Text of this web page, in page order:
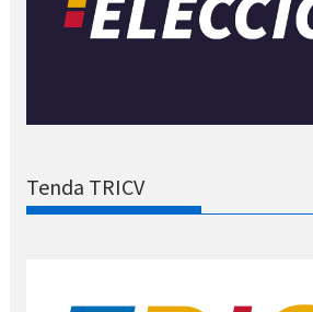
Tenda TRICV